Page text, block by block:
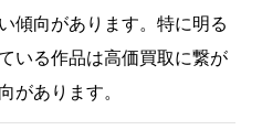
傾向があります。特に明る
いる作品は高価買取に繋が
があります。